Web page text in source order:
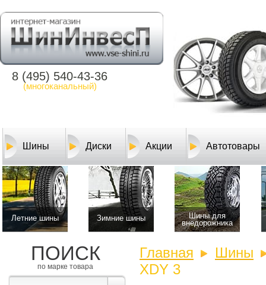
8 (495) 540-43-36
(многоканальный)
Шины Диски Акции Автотовары
Летние шины Зимние шины
Шины для
внедорожника
ПОИСК
по марке товара
Главная
Шины
XDY 3